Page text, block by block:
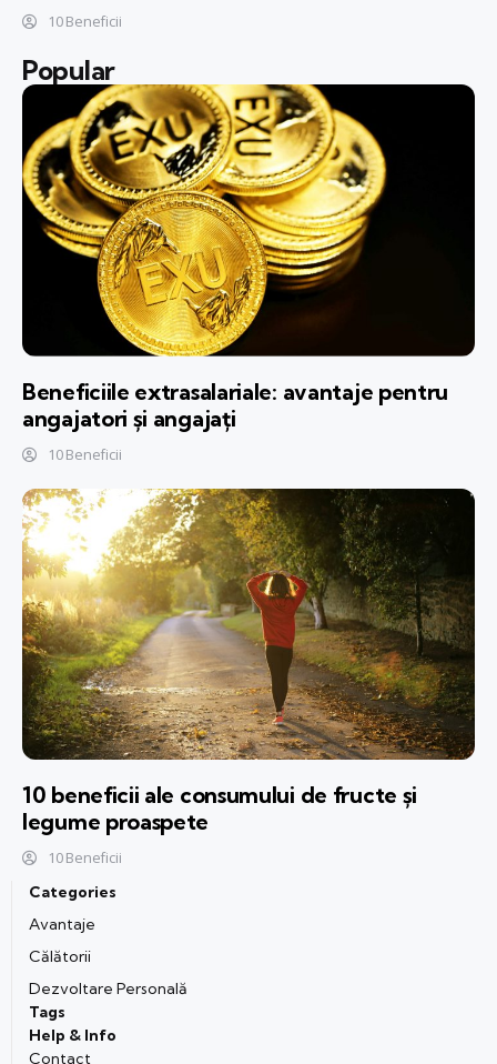
10 Beneficii
Popular
Beneficiile extrasalariale: avantaje pentru
angajatori și angajați
10 Beneficii
10 beneficii ale consumului de fructe și
legume proaspete
10 Beneficii
Categories
Avantaje
Călătorii
Dezvoltare Personală
Tags
Help & Info
Contact